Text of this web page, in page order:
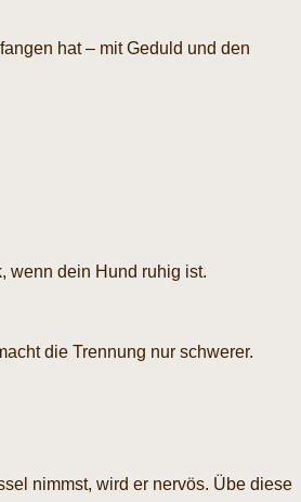
hat – mit Geduld und den
wenn dein Hund ruhig ist.
die Trennung nur schwerer.
nimmst, wird er nervös. Übe diese